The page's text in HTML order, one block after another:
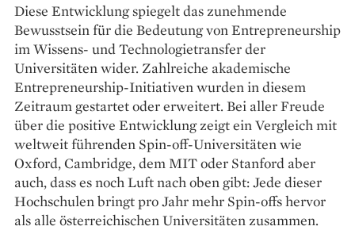
Diese Entwicklung spiegelt das zunehmende
Bewusstsein für die Bedeutung von Entrepreneurship
im Wissens- und Technologietransfer der
Universitäten wider. Zahlreiche akademische
Entrepreneurship-Initiativen wurden in diesem
Zeitraum gestartet oder erweitert. Bei aller Freude
über die positive Entwicklung zeigt ein Vergleich mit
weltweit führenden Spin-off-Universitäten wie
Oxford, Cambridge, dem MIT oder Stanford aber
auch, dass es noch Luft nach oben gibt: Jede dieser
Hochschulen bringt pro Jahr mehr Spin-offs hervor
als alle österreichischen Uni­versitäten zusammen.